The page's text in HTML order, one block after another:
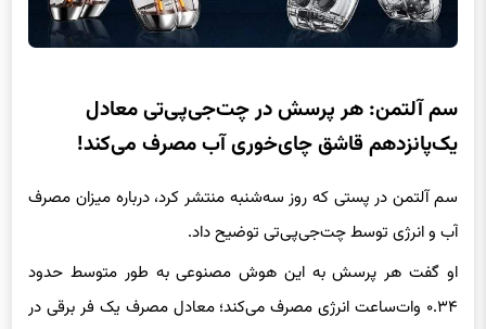
یک‌پانزدهم قاشق چای‌خوری آب مصرف می‌کند!
سم آلتمن در پستی که روز سه‌شنبه منتشر کرد، درباره میزان مصرف
آب و انرژی توسط چت‌جی‌پی‌تی توضیح داد.
او گفت هر پرسش به این هوش مصنوعی به طور متوسط حدود
۰.۳۴ وات‌ساعت انرژی مصرف می‌کند؛ معادل مصرف یک فر برقی در
کمی بیشتر از یک ثانیه یا یک لامپ LED در چند دقیقه. همچنین